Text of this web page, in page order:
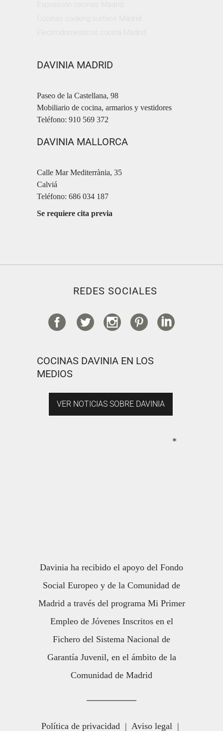
DAVINIA MADRID
Paseo de la Castellana, 98
Mobiliario de cocina, armarios y vestidores
Teléfono: 910 569 372
DAVINIA MALLORCA
Calle Mar Mediterrània, 35
Calviá
Teléfono: 686 034 187
Se requiere cita previa
REDES SOCIALES
COCINAS DAVINIA EN LOS
MEDIOS
VER NOTICIAS SOBRE DAVINIA
*
Davinia ha recibido el apoyo del Fondo
Social Europeo y de la Comunidad de
Madrid a través del programa Mi Primer
Empleo de Jóvenes Inscritos en el
Fichero del Sistema Nacional de
Garantía Juvenil, en el ámbito de la
Comunidad de Madrid
Política de privacidad | Aviso legal |